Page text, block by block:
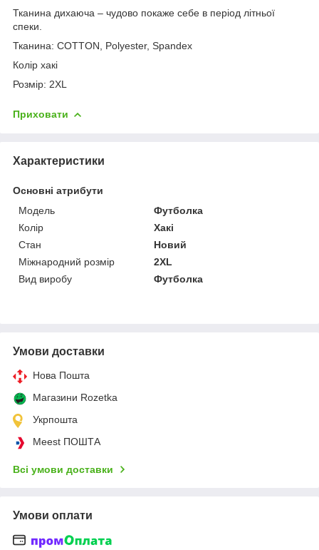
Тканина дихаюча – чудово покаже себе в період літньої
спеки.
Тканина: COTTON, Polyester, Spandex
Колір хакі
Розмір: 2XL
Приховати
Характеристики
Основні атрибути
Модель
Футболка
Колір
Хакі
Стан
Новий
Міжнародний розмір
2XL
Вид виробу
Футболка
Умови доставки
Нова Пошта
Магазини Rozetka
Укрпошта
Meest ПОШТА
Всі умови доставки
Умови оплати